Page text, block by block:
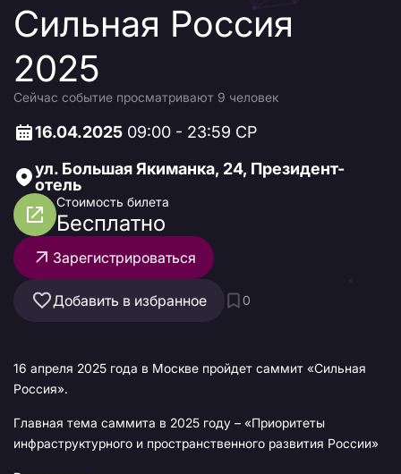
Сильная Россия
2025
Сейчас событие просматривают 9 человек
16.04.2025 09:00 - 23:59 СР
ул. Большая Якиманка, 24, Президент-
отель
Стоимость билета
Бесплатно
Зарегистрироваться
Добавить в избранное 0
16 апреля 2025 года в Москве пройдет саммит «Сильная
Россия».
Главная тема саммита в 2025 году – «Приоритеты
инфраструктурного и пространственного развития России»